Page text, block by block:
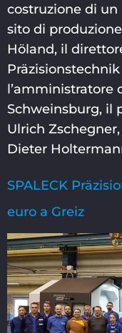
costruzione di un
sito di produzione
Höland, il
l’amministratore
Schweinsburg, il
Ulrich
Dieter
SPALECK
euro a Greiz